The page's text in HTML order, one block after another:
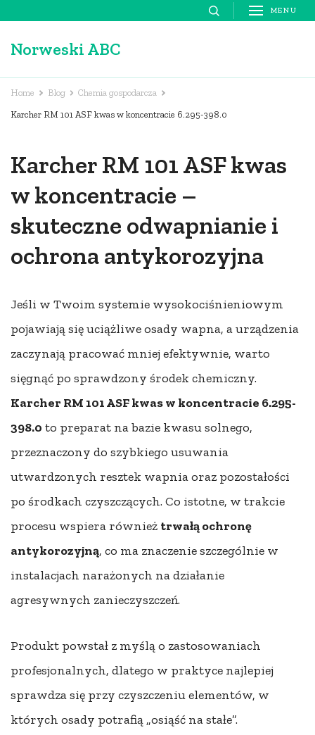
content
Enter)
MENU
Norweski ABC
Home Blog Chemia gospodarcza
Karcher RM 101 ASF kwas w koncentracie 6.295-398.0
Karcher RM 101 ASF kwas
w koncentracie –
skuteczne odwapnianie i
ochrona antykorozyjna
Jeśli w Twoim systemie wysokociśnieniowym
pojawiają się uciążliwe osady wapna, a urządzenia
zaczynają pracować mniej efektywnie, warto
sięgnąć po sprawdzony środek chemiczny.
Karcher RM 101 ASF kwas w koncentracie 6.295-
398.0 to preparat na bazie kwasu solnego,
przeznaczony do szybkiego usuwania
utwardzonych resztek wapnia oraz pozostałości
po środkach czyszczących. Co istotne, w trakcie
procesu wspiera również trwałą ochronę
antykorozyjną, co ma znaczenie szczególnie w
instalacjach narażonych na działanie
agresywnych zanieczyszczeń.
Produkt powstał z myślą o zastosowaniach
profesjonalnych, dlatego w praktyce najlepiej
sprawdza się przy czyszczeniu elementów, w
których osady potrafią „osiąść na stałe”.